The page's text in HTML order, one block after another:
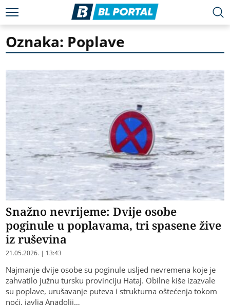
Oznaka: Poplave
Snažno nevrijeme: Dvije osobe
poginule u poplavama, tri spasene žive
iz ruševina
21.05.2026. | 13:43
Najmanje dvije osobe su poginule usljed nevremena koje je
zahvatilo južnu tursku provinciju Hataj. Obilne kiše izazvale
su poplave, urušavanje puteva i strukturna oštećenja tokom
noći, javlja Anadolij…